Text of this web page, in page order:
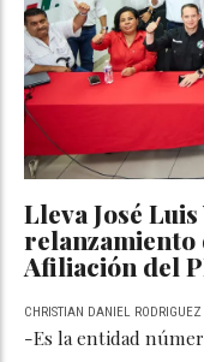
Lleva José
relanzamiento
Afiliación del
CHRISTIAN DANIEL RODRIGUEZ
-Es la entidad